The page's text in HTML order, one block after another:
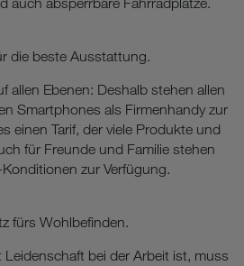
die beste Ausstattung.
allen Ebenen: Deshalb stehen allen
Smartphones als Firmenhandy zur
einen Tarif, der viele Produkte und
für Freunde und Familie stehen
zur Verfügung.
fürs Wohlbefinden.
bei der Arbeit ist, muss